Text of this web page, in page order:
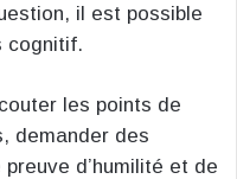
il est possible
cognitif.
les points de
demander des
d’humilité et de